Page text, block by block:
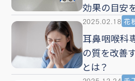
効果の目安
2025.02.18 花
耳鼻咽喉科
の質を改善
とは？